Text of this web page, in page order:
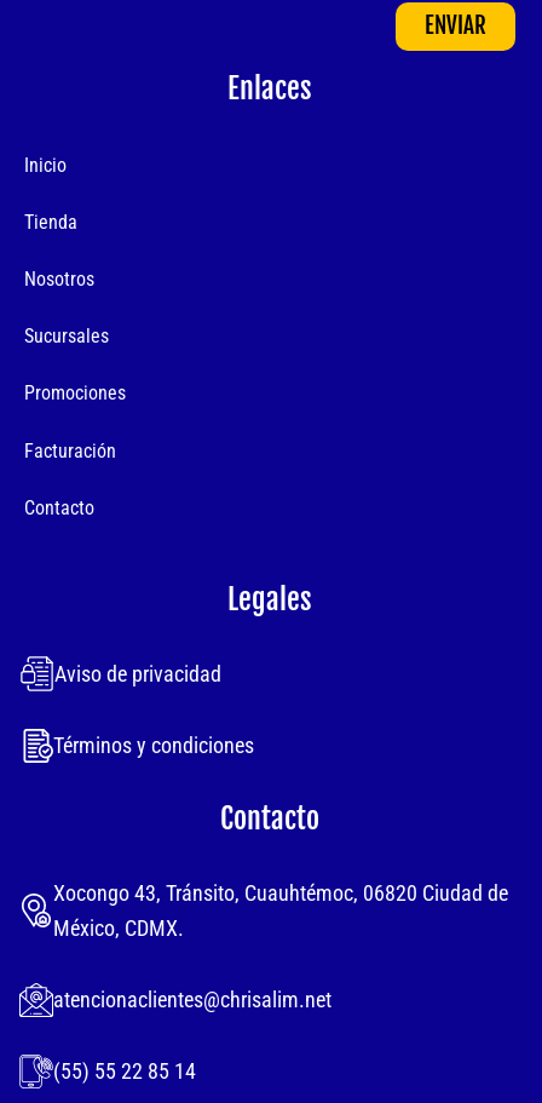
ENVIAR
Enlaces
Inicio
Tienda
Nosotros
Sucursales
Promociones
Facturación
Contacto
Legales
Aviso de privacidad
Términos y condiciones
Contacto
Xocongo 43, Tránsito, Cuauhtémoc, 06820 Ciudad de
México, CDMX.
atencionaclientes@chrisalim.net
(55) 55 22 85 14